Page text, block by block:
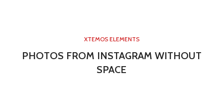
XTEMOS ELEMENTS
PHOTOS FROM INSTAGRAM WITHOUT
SPACE